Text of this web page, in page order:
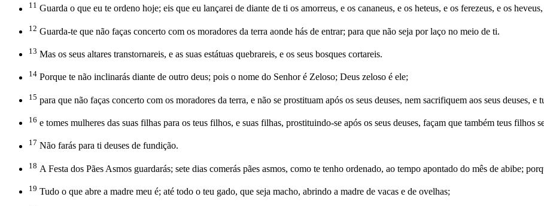
11 Guarda o que eu te ordeno hoje; eis que eu lançarei de diante de ti os amorreus, e os cananeus, e os heteus, e os ferezeus, e os
12 Guarda-te que não faças concerto com os moradores da terra aonde hás de entrar; para que não seja por laço no meio de ti.
13 Mas os seus altares transtornareis, e as suas estátuas quebrareis, e os seus bosques cortareis.
14 Porque te não inclinarás diante de outro deus; pois o nome do Senhor é Zeloso; Deus zeloso é ele;
15 para que não faças concerto com os moradores da terra, e não se prostituam após os seus deuses, nem sacrifiquem aos seus deuses,
16 e tomes mulheres das suas filhas para os teus filhos, e suas filhas, prostituindo-se após os seus deuses, façam que também teus filhos
17 Não farás para ti deuses de fundição.
18 A Festa dos Pães Asmos guardarás; sete dias comerás pães asmos, como te tenho ordenado, ao tempo apontado do mês de abibe;
19 Tudo o que abre a madre meu é; até todo o teu gado, que seja macho, abrindo a madre de vacas e de ovelhas;